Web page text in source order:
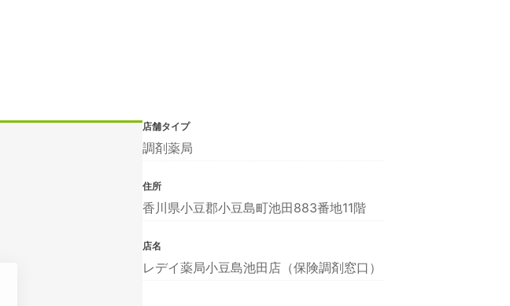
店舗タイプ
調剤薬局
住所
香川県小豆郡小豆島町池田883番地11階
店名
レデイ薬局小豆島池田店（保険調剤窓口）